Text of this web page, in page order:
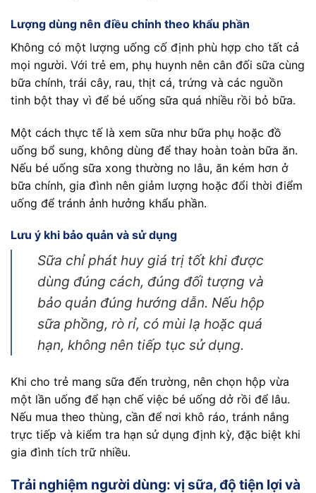
Lượng dùng nên điều chỉnh theo khẩu phần
Không có một lượng uống cố định phù hợp cho tất cả
mọi người. Với trẻ em, phụ huynh nên cân đối sữa cùng
bữa chính, trái cây, rau, thịt cá, trứng và các nguồn
tinh bột thay vì để bé uống sữa quá nhiều rồi bỏ bữa.
Một cách thực tế là xem sữa như bữa phụ hoặc đồ
uống bổ sung, không dùng để thay hoàn toàn bữa ăn.
Nếu bé uống sữa xong thường no lâu, ăn kém hơn ở
bữa chính, gia đình nên giảm lượng hoặc đổi thời điểm
uống để tránh ảnh hưởng khẩu phần.
Lưu ý khi bảo quản và sử dụng
Sữa chỉ phát huy giá trị tốt khi được
dùng đúng cách, đúng đối tượng và
bảo quản đúng hướng dẫn. Nếu hộp
sữa phồng, rò rỉ, có mùi lạ hoặc quá
hạn, không nên tiếp tục sử dụng.
Khi cho trẻ mang sữa đến trường, nên chọn hộp vừa
một lần uống để hạn chế việc bé uống dở rồi để lâu.
Nếu mua theo thùng, cần để nơi khô ráo, tránh nắng
trực tiếp và kiểm tra hạn sử dụng định kỳ, đặc biệt khi
gia đình tích trữ nhiều.
Trải nghiệm người dùng: vị sữa, độ tiện lợi và